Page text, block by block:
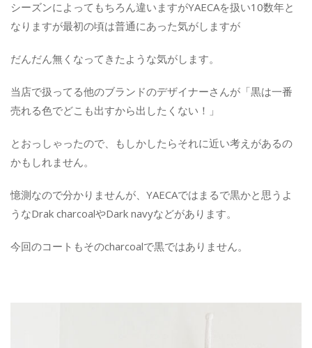
シーズンによってもちろん違いますがYAECAを扱い10数年と
なりますが最初の頃は普通にあった気がしますが
だんだん無くなってきたような気がします。
当店で扱ってる他のブランドのデザイナーさんが「黒は一番
売れる色でどこも出すから出したくない！」
とおっしゃったので、もしかしたらそれに近い考えがあるの
かもしれません。
憶測なので分かりませんが、YAECAではまるで黒かと思うよ
うなDrak charcoalやDark navyなどがあります。
今回のコートもそのcharcoalで黒ではありません。